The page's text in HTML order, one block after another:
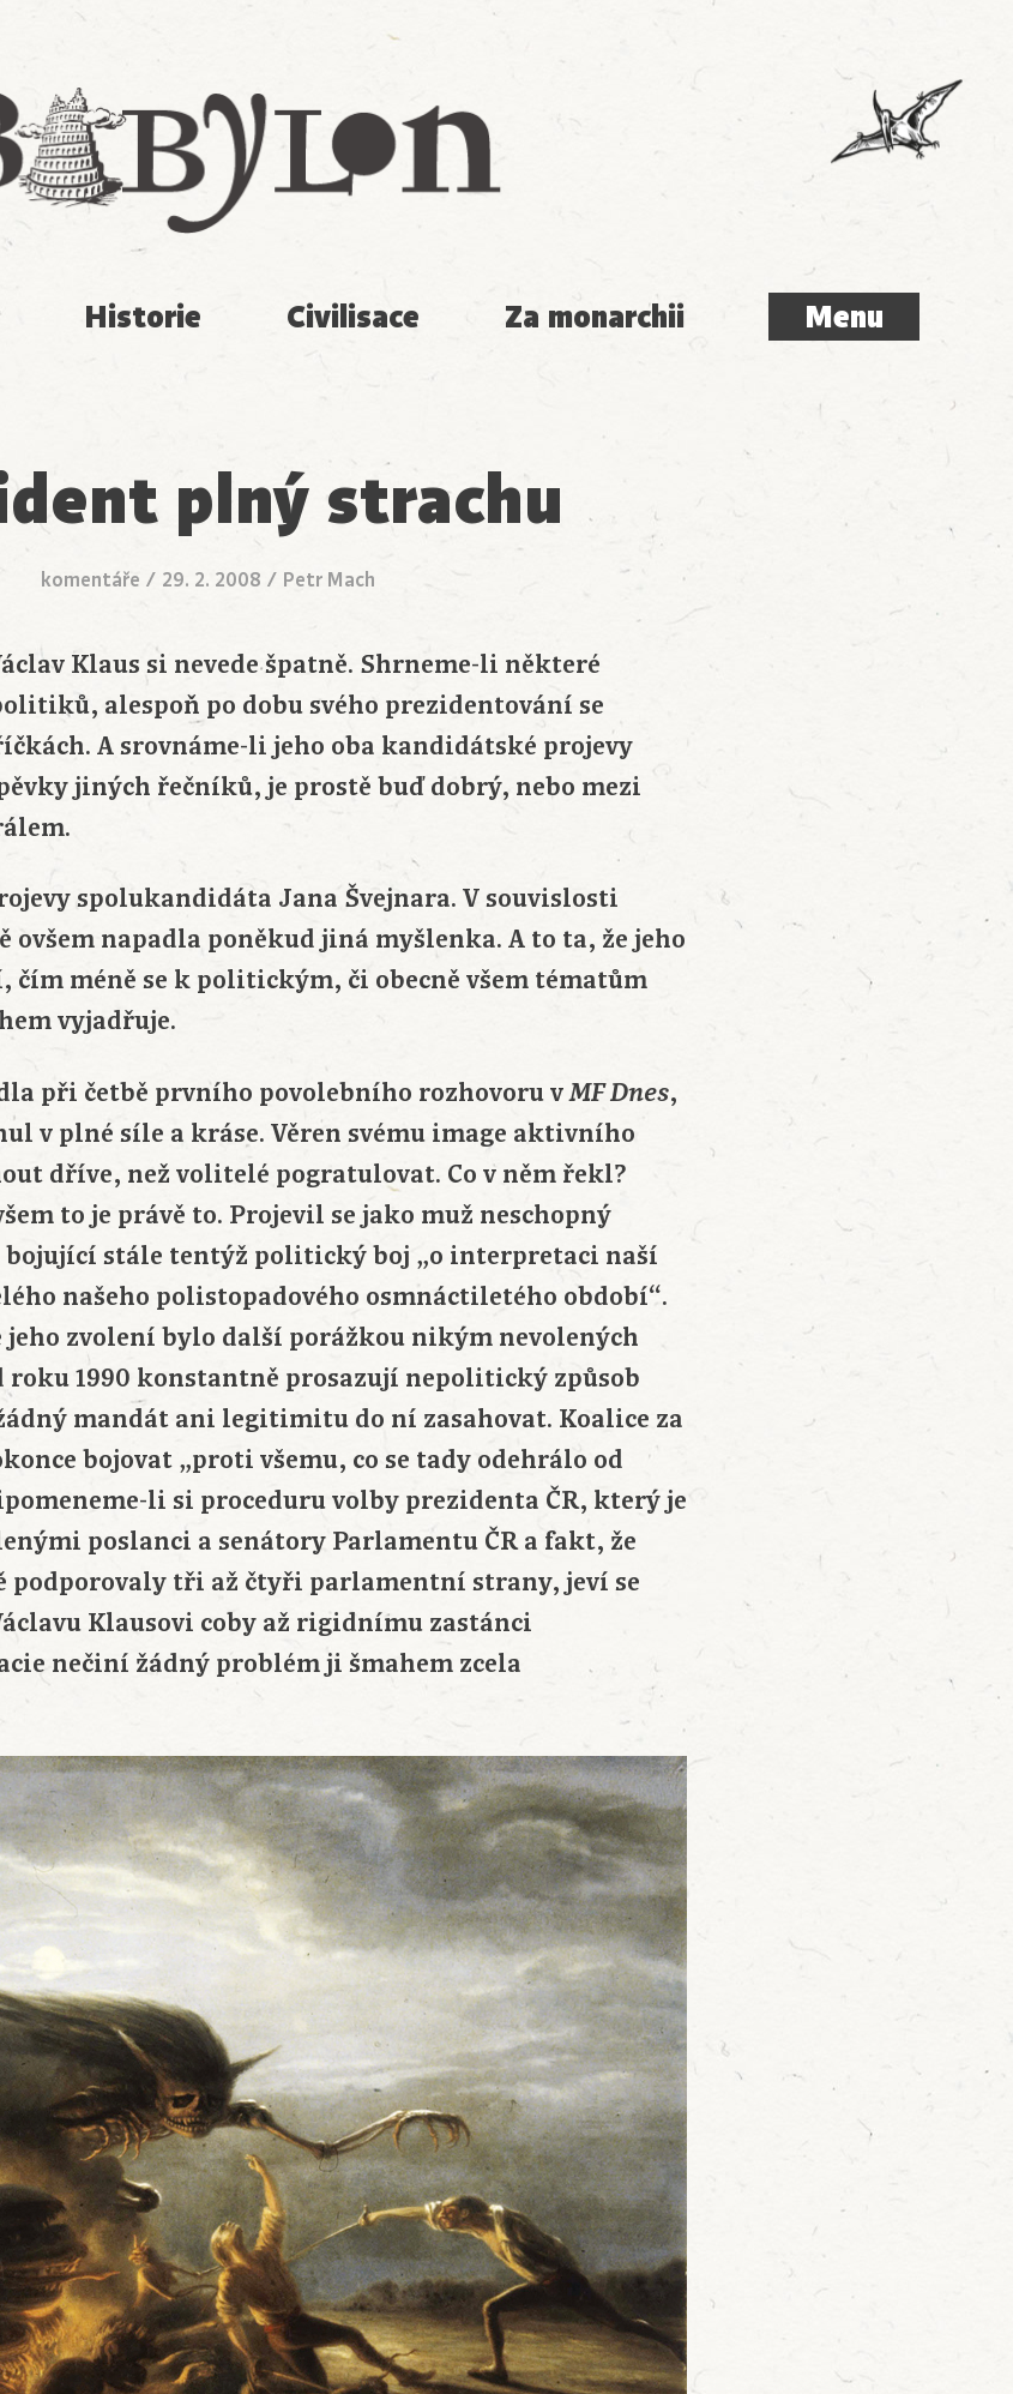
Historie Civilisace Za monarchii Menu
Menu
plný strachu
komentáře / 29. 2. 2008 / Petr Mach
Klaus si nevede špatně. Shrneme-li některé
alespoň po dobu svého prezidentování se
A srovnáme-li jeho oba kandidátské projevy
jiných řečníků, je prostě buď dobrý, nebo mezi
spolukandidáta Jana Švejnara. V souvislosti
ovšem napadla poněkud jiná myšlenka. A to ta, že jeho
čím méně se k politickým, či obecně všem tématům
vyjadřuje.
při četbě prvního povolebního rozhovoru vMF Dnes,
v plné síle a kráse. Věren svému image aktivního
dříve, než volitelé pogratulovat. Co v něm řekl?
to je právě to. Projevil se jako muž neschopný
stále tentýž politický boj „o interpretaci naší
našeho polistopadového osmnáctiletého období“.
jeho zvolení bylo další porážkou nikým nevolených
roku 1990 konstantně prosazují nepolitický způsob
mandát ani legitimitu do ní zasahovat. Koalice za
bojovat „proti všemu, co se tady odehrálo od
li si proceduru volby prezidenta ČR, který je
poslanci a senátory Parlamentu ČR a fakt, že
podporovaly tři až čtyři parlamentní strany, jeví se
Klausovi coby až rigidnímu zastánci
nečiní žádný problém ji šmahem zcela